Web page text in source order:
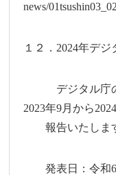
news/
１２．2024年デ
デジタル庁の
2023年9月から
報告いたしま
発表日：令和6